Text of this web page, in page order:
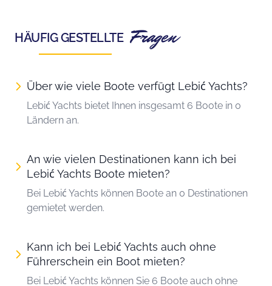
HÄUFIG GESTELLTE Fragen
Über wie viele Boote verfügt Lebić Yachts?
Lebić Yachts bietet Ihnen insgesamt 6 Boote in 0
Ländern an.
An wie vielen Destinationen kann ich bei
Lebić Yachts Boote mieten?
Bei Lebić Yachts können Boote an 0 Destinationen
gemietet werden.
Kann ich bei Lebić Yachts auch ohne
Führerschein ein Boot mieten?
Bei Lebić Yachts können Sie 6 Boote auch ohne